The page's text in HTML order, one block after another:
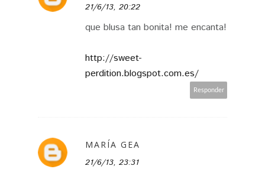
21/6/13, 20:22
que blusa tan bonita! me encanta!
http://sweet-
perdition.blogspot.com.es/
Responder
MARÍA GEA
21/6/13, 23:31